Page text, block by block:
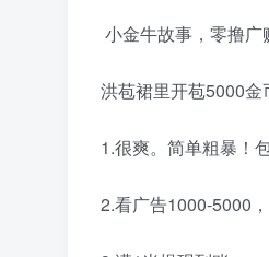
小金牛故事，零撸广
洪苞裙里开苞5000金
1.很爽。简单粗暴！
2.看广告1000-5000，